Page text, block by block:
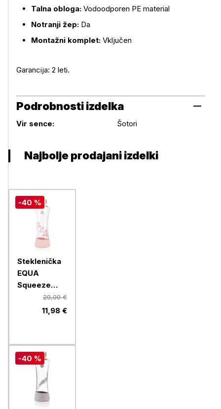
Talna obloga: Vodoodporen PE material
Notranji žep: Da
Montažni komplet: Vključen
Garancija: 2 leti.
Podrobnosti izdelka
Podrobnosti izdelka
Vir sence: Šotori
Najbolje prodajani izdelki
-40 %
Steklenička
EQUA
Squeeze
Magnolia,
20,00 €
11,98 €
-40 %